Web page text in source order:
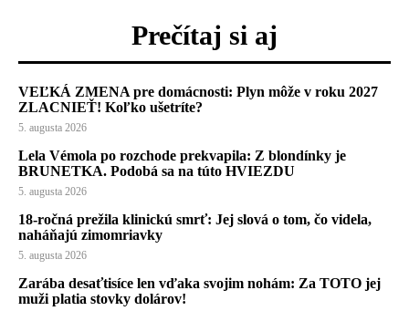
Prečítaj si aj
VEĽKÁ ZMENA pre domácnosti: Plyn môže v roku 2027
ZLACNIEŤ! Koľko ušetríte?
5. augusta 2026
Lela Vémola po rozchode prekvapila: Z blondínky je
BRUNETKA. Podobá sa na túto HVIEZDU
5. augusta 2026
18-ročná prežila klinickú smrť: Jej slová o tom, čo videla,
naháňajú zimomriavky
5. augusta 2026
Zarába desaťtisíce len vďaka svojim nohám: Za TOTO jej
muži platia stovky dolárov!